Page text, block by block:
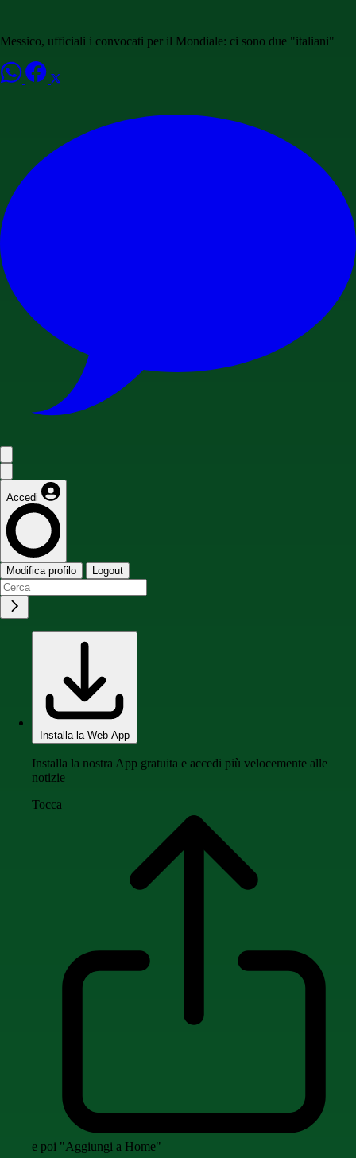
Messico, ufficiali i convocati per il Mondiale: ci sono due "italiani"
Accedi
Modifica profilo Logout
Installa la Web App
Installa la nostra App gratuita e accedi più velocemente alle
notizie
Tocca
e poi "Aggiungi a Home"